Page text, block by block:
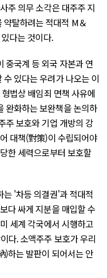
주 의무 소각은 대주주 지
약탈하려는 적대적 M＆
다는 것이다.
중국계 등 외국 자본과 연
있다는 우려가 나오는 이
법상 배임죄 면책 사유에
완화하는 보완책을 논의하
주 보호와 기업 개방의 강
대책(對策)이 수립되어야
한 세력으로부터 보호할
는 '차등 의결권'과 적대적
다 싸게 지분을 매입할 수
세계 각국에서 시행하고
다. 소액주주 보호가 우리
)하는 발판이 되어서는 안